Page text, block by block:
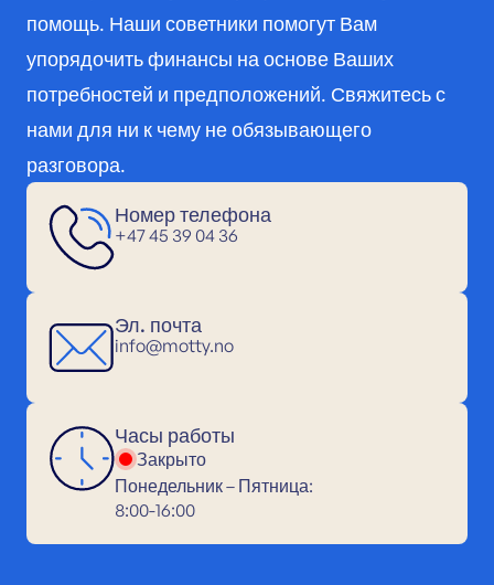
помощь. Наши советники помогут Вам
упорядочить финансы на основе Ваших
потребностей и предположений. Свяжитесь с
нами для ни к чему не обязывающего
разговора.
Номер телефона
+47 45 39 04 36
Эл. почта
info@motty.no
Часы работы
Закрыто
Понедельник – Пятница:
8:00-16:00